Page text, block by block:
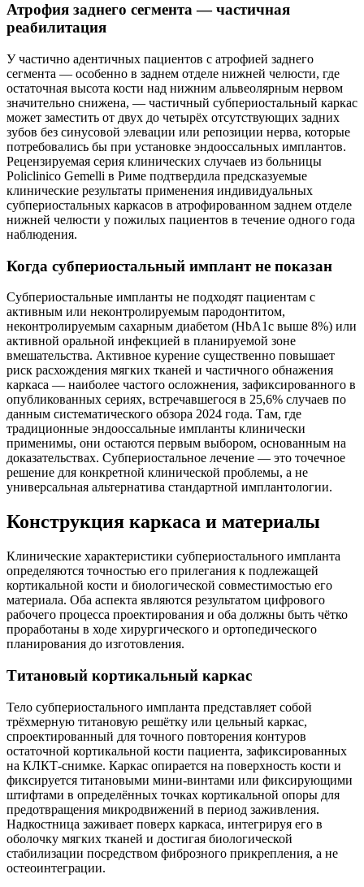
Атрофия заднего сегмента — частичная
реабилитация
У частично адентичных пациентов с атрофией заднего
сегмента — особенно в заднем отделе нижней челюсти, где
остаточная высота кости над нижним альвеолярным нервом
значительно снижена, — частичный субпериостальный каркас
может заместить от двух до четырёх отсутствующих задних
зубов без синусовой элевации или репозиции нерва, которые
потребовались бы при установке эндооссальных имплантов.
Рецензируемая серия клинических случаев из больницы
Policlinico Gemelli в Риме подтвердила предсказуемые
клинические результаты применения индивидуальных
субпериостальных каркасов в атрофированном заднем отделе
нижней челюсти у пожилых пациентов в течение одного года
наблюдения.
Когда субпериостальный имплант не показан
Субпериостальные импланты не подходят пациентам с
активным или неконтролируемым пародонтитом,
неконтролируемым сахарным диабетом (HbA1c выше 8%) или
активной оральной инфекцией в планируемой зоне
вмешательства. Активное курение существенно повышает
риск расхождения мягких тканей и частичного обнажения
каркаса — наиболее частого осложнения, зафиксированного в
опубликованных сериях, встречавшегося в 25,6% случаев по
данным систематического обзора 2024 года. Там, где
традиционные эндооссальные импланты клинически
применимы, они остаются первым выбором, основанным на
доказательствах. Субпериостальное лечение — это точечное
решение для конкретной клинической проблемы, а не
универсальная альтернатива стандартной имплантологии.
Конструкция каркаса и материалы
Клинические характеристики субпериостального импланта
определяются точностью его прилегания к подлежащей
кортикальной кости и биологической совместимостью его
материала. Оба аспекта являются результатом цифрового
рабочего процесса проектирования и оба должны быть чётко
проработаны в ходе хирургического и ортопедического
планирования до изготовления.
Титановый кортикальный каркас
Тело субпериостального импланта представляет собой
трёхмерную титановую решётку или цельный каркас,
спроектированный для точного повторения контуров
остаточной кортикальной кости пациента, зафиксированных
на КЛКТ-снимке. Каркас опирается на поверхность кости и
фиксируется титановыми мини-винтами или фиксирующими
штифтами в определённых точках кортикальной опоры для
предотвращения микродвижений в период заживления.
Надкостница заживает поверх каркаса, интегрируя его в
оболочку мягких тканей и достигая биологической
стабилизации посредством фиброзного прикрепления, а не
остеоинтеграции.